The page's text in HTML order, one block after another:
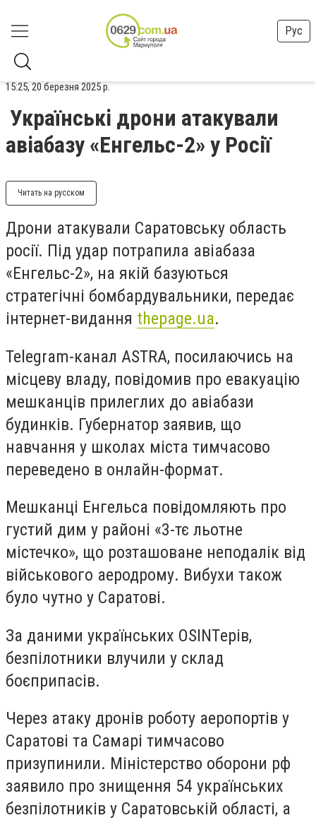
Рус
15:25, 20 березня 2025 р.
Українські дрони атакували
авіабазу «Енгельс-2» у Росії
Читать на русском
Дрони атакували Саратовську область
росії. Під удар потрапила авіабаза
«Енгельс-2», на якій базуються
стратегічні бомбардувальники, передає
інтернет-видання thepage.ua.
Telegram-канал ASTRA, посилаючись на
місцеву владу, повідомив про евакуацію
мешканців прилеглих до авіабази
будинків. Губернатор заявив, що
навчання у школах міста тимчасово
переведено в онлайн-формат.
Мешканці Енгельса повідомляють про
густий дим у районі «3-тє льотне
містечко», що розташоване неподалік від
військового аеродрому. Вибухи також
було чутно у Саратові.
За даними українських OSINTерів,
безпілотники влучили у склад
боєприпасів.
Через атаку дронів роботу аеропортів у
Саратові та Самарі тимчасово
призупинили. Міністерство оборони рф
заявило про знищення 54 українських
безпілотників у Саратовській області, а